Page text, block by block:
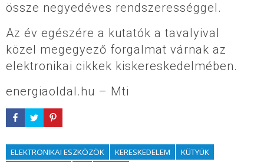
össze negyedéves rendszerességgel.
Az év egészére a kutatók a tavalyival
közel megegyező forgalmat várnak az
elektronikai cikkek kiskereskedelmében.
energiaoldal.hu – Mti
ELEKTRONIKAI ESZKÖZÖK KERESKEDELEM
KÜTYÜK